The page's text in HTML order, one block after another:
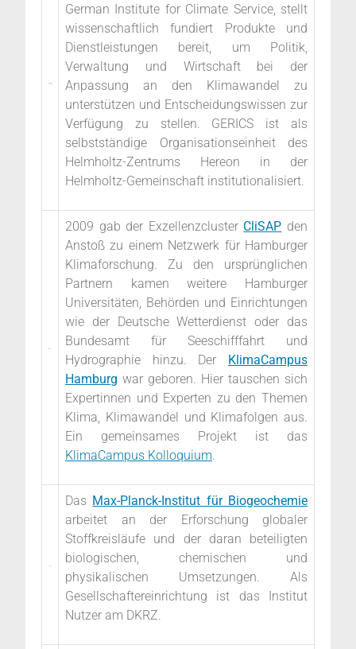
German Institute for Climate Service, stellt
wissenschaftlich fundiert Produkte und
Dienstleistungen bereit, um Politik,
Verwaltung und Wirtschaft bei der
Anpassung an den Klimawandel zu
unterstützen und Entscheidungswissen zur
Verfügung zu stellen. GERICS ist als
selbstständige Organisationseinheit des
Helmholtz-Zentrums Hereon in der
Helmholtz-Gemeinschaft institutionalisiert.
2009 gab der Exzellenzcluster CliSAP den
Anstoß zu einem Netzwerk für Hamburger
Klimaforschung. Zu den ursprünglichen
Partnern kamen weitere Hamburger
Universitäten, Behörden und Einrichtungen
wie der Deutsche Wetterdienst oder das
Bundesamt für Seeschifffahrt und
Hydrographie hinzu. Der
KlimaCampus
Hamburg war geboren. Hier tauschen sich
Expertinnen und Experten zu den Themen
Klima, Klimawandel und Klimafolgen aus.
Ein gemeinsames Projekt ist das
KlimaCampus Kolloquium.
Das Max-Planck-Institut für Biogeochemie
arbeitet an der Erforschung globaler
Stoffkreisläufe und der daran beteiligten
biologischen, chemischen und
physikalischen Umsetzungen. Als
Gesellschaftereinrichtung ist das Institut
Nutzer am DKRZ.